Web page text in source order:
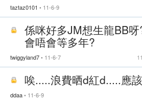
taztaz0101 11-6-9
係咪好多JM想生龍BB
會唔會等多年?
twiggyland7 11-6-7
唉.....浪費晒d紅d.....應
ddaa 11-6-9